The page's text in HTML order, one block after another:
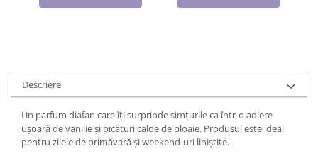
Cadouri pentru Doctori
Descriere
Un parfum diafan care îți surprinde simțurile ca într-o adiere
ușoară de vanilie și picături calde de ploaie. Produsul este ideal
pentru zilele de primăvară și weekend-uri liniștite.